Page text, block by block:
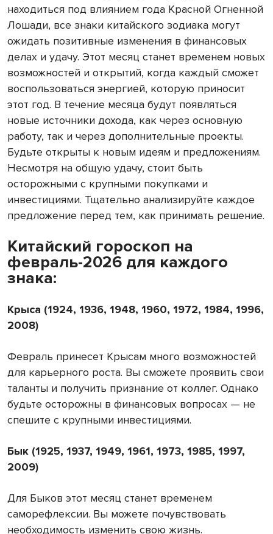
находиться под влиянием года Красной Огненной
Лошади, все знаки китайского зодиака могут
ожидать позитивные изменения в финансовых
делах и удачу. Этот месяц станет временем новых
возможностей и открытий, когда каждый сможет
воспользоваться энергией, которую приносит
этот год. В течение месяца будут появляться
новые источники дохода, как через основную
работу, так и через дополнительные проекты.
Будьте открыты к новым идеям и предложениям.
Несмотря на общую удачу, стоит быть
осторожными с крупными покупками и
инвестициями. Тщательно анализируйте каждое
предложение перед тем, как принимать решение.
Китайский гороскоп на
февраль-2026 для каждого
знака:
Крыса (1924, 1936, 1948, 1960, 1972, 1984, 1996,
2008)
Февраль принесет Крысам много возможностей
для карьерного роста. Вы сможете проявить свои
таланты и получить признание от коллег. Однако
будьте осторожны в финансовых вопросах — не
спешите с крупными инвестициями.
Бык (1925, 1937, 1949, 1961, 1973, 1985, 1997,
2009)
Для Быков этот месяц станет временем
саморефлексии. Вы можете почувствовать
необходимость изменить свою жизнь.